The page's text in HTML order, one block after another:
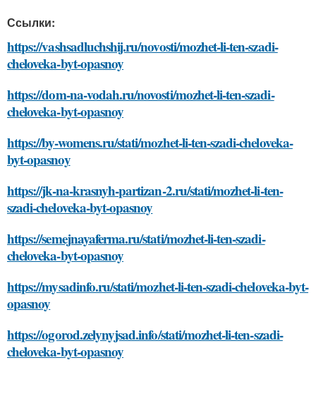
Ссылки:
https://vashsadluchshij.ru/novosti/mozhet-li-ten-szadi-
cheloveka-byt-opasnoy
https://dom-na-vodah.ru/novosti/mozhet-li-ten-szadi-
cheloveka-byt-opasnoy
https://by-womens.ru/stati/mozhet-li-ten-szadi-cheloveka-
byt-opasnoy
https://jk-na-krasnyh-partizan-2.ru/stati/mozhet-li-ten-
szadi-cheloveka-byt-opasnoy
https://semejnayaferma.ru/stati/mozhet-li-ten-szadi-
cheloveka-byt-opasnoy
https://mysadinfo.ru/stati/mozhet-li-ten-szadi-cheloveka-byt-
opasnoy
https://ogorod.zelynyjsad.info/stati/mozhet-li-ten-szadi-
cheloveka-byt-opasnoy